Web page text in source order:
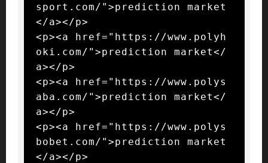
sport.com/">prediction market
</a></p>
<p><a href="https://www.polyh
oki.com/">prediction market</
a></p>
<p><a href="https://www.polys
aba.com/">prediction market</
a></p>
<p><a href="https://www.polys
bobet.com/">prediction market
</a></p>